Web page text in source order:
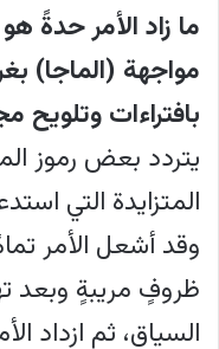
ما زاد الأمر حدةً
مواجهة (الماجا)
بافتراءات وتلويح
يتردد بعض رموز
المتزايدة التي
وقد أشعل الأمر
ظروفٍ مريبةٍ وبعد
السياق، ثم ازداد